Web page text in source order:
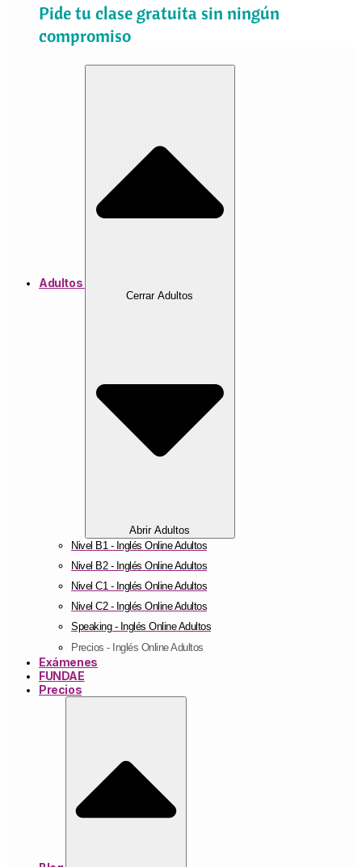
Pide tu clase gratuita sin ningún
compromiso
Adultos
Cerrar Adultos
Abrir Adultos
Nivel B1 - Inglés Online Adultos
Nivel B2 - Inglés Online Adultos
Nivel C1 - Inglés Online Adultos
Nivel C2 - Inglés Online Adultos
Speaking - Inglés Online Adultos
Precios - Inglés Online Adultos
Exámenes
FUNDAE
Precios